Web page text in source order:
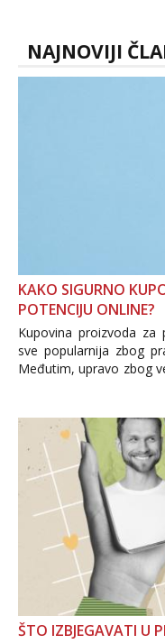
NAJNOVIJI
KAKO SIGURNO
POTENCIJU ONLINE?
Kupovina proizvoda
sve popularnija zbog
Međutim, upravo zbog
i brojni krivotvoreni
ŠTO IZBJEGAVATI U